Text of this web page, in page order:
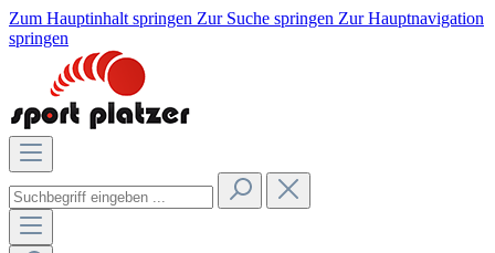
Zum Hauptinhalt springen Zur Suche springen Zur Hauptnavigation
springen